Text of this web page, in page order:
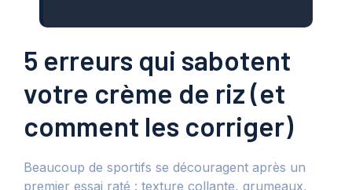
5 erreurs qui sabotent
votre crème de riz (et
comment les corriger)
Beaucoup de sportifs se découragent après un
premier essai raté : texture collante, grumeaux,